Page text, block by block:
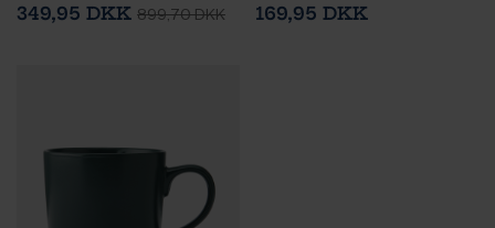
349,95 DKK 899,70 DKK
169,95 DKK